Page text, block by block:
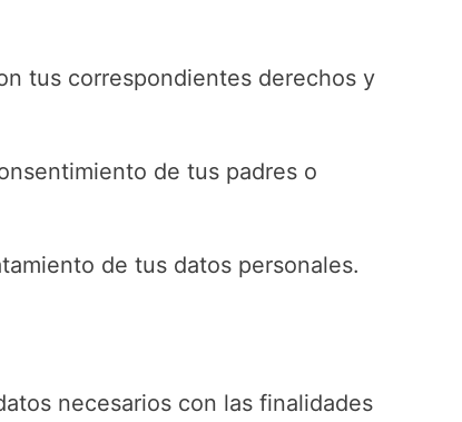
tus correspondientes derechos y
de tus padres o
de tus datos personales.
necesarios con las finalidades